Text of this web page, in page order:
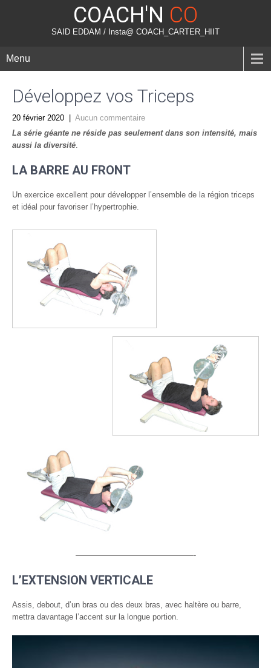
COACH'N CO
SAID EDDAM / Insta@ COACH_CARTER_HIIT
Menu
Développez vos Triceps
20 février 2020
Aucun commentaire
La série géante ne réside pas seulement dans son intensité, mais
aussi la diversité.
LA BARRE AU FRONT
Un exercice excellent pour développer l’ensemble de la région triceps
et idéal pour favoriser l’hypertrophie.
———————————————-
L’EXTENSION VERTICALE
Assis, debout, d’un bras ou des deux bras, avec haltère ou barre,
mettra davantage l’accent sur la longue portion.